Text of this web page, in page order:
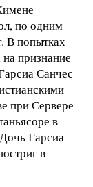
по одним
В попытках
на признание
Санчес
при Сервере
в
Гарсиа
в